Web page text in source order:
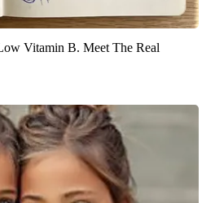
Vitamin B. Meet The Real